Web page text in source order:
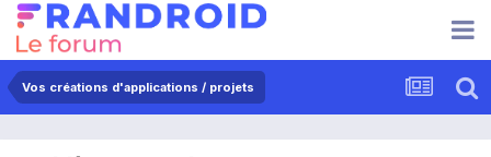
Vos créations d'applications / projets